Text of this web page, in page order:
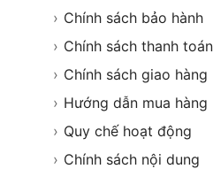
› Chính sách bảo hành
› Chính sách thanh toán
› Chính sách giao hàng
› Hướng dẫn mua hàng
› Quy chế hoạt động
› Chính sách nội dung